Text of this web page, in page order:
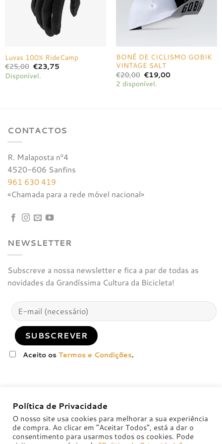
Luvas 100% RideCamp
€25,00 O
preço
original
€23,75O
Disponível.
BONÉ DE CICLISMO GOBIK
VINTAGE SALT
€20,00 O
preço
original
€19,00O
2 disponível.
CONTACTOS
R. Malaposta nº4
4520-606 Sanfins
961 630 419
«Chamada para a rede móvel nacional»
NEWSLETTER
Subscreve a nossa newsletter e fica a par de todas as
novidades da Grandíssima Cultura da Bicicleta!
Aceito osTermos e Condições.
Política de Privacidade
O nosso site usa cookies para melhorar a sua experiência
de compra. Ao clicar em “Aceitar Todos”, está a dar o
consentimento para usarmos todos os cookies. Pode